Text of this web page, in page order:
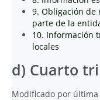
9. Obligación de
parte de la
10. Información
locales
d) Cuarto
Modificado por última